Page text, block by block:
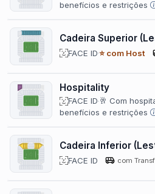
benefícios e restrições
Cadeira Superior
FACE ID⭐ com Host
Hospitality
FACE ID 🥂 Com
benefícios e restrições
Cadeira Inferior
FACE ID com